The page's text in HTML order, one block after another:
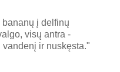
į delfinų
visų antra -
ir nuskęsta."